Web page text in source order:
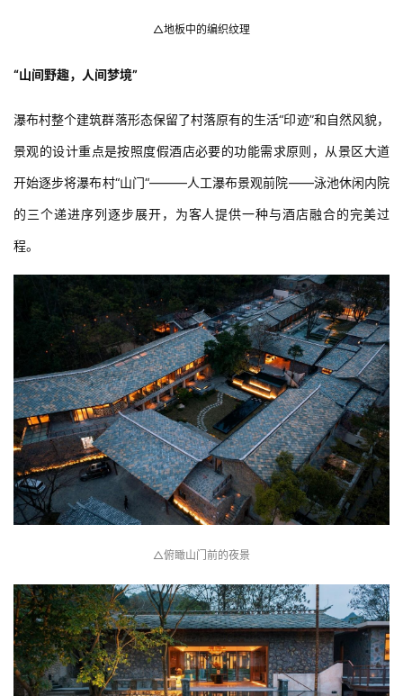
△地板中的编织纹理
“山间野趣，人间梦境”
瀑布村整个建筑群落形态保留了村落原有的生活“印迹”和自然风貌，
景观的设计重点是按照度假酒店必要的功能需求原则，从景区大道
开始逐步将瀑布村“山门“———人工瀑布景观前院——泳池休闲内院
的三个递进序列逐步展开，为客人提供一种与酒店融合的完美过
程。
△俯瞰山门前的夜景